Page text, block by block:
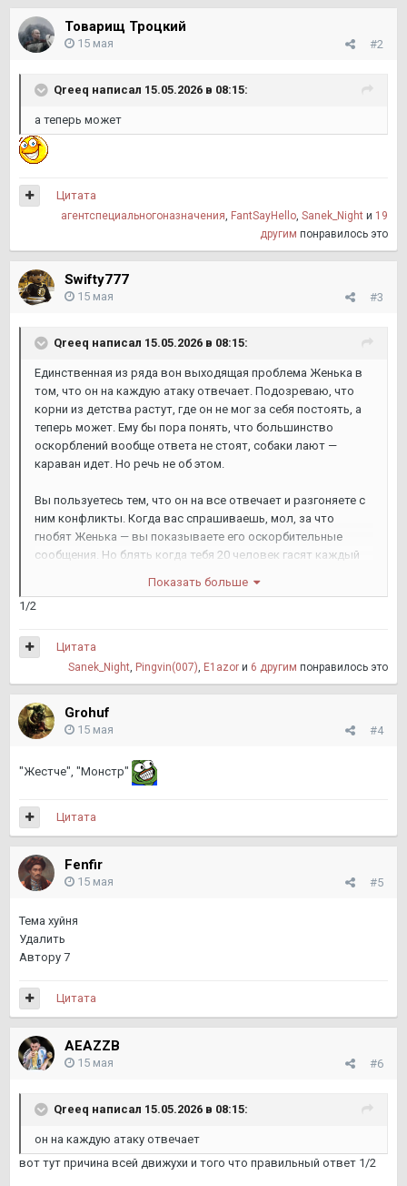
Товарищ Троцкий
#2
15 мая
Qreeq написал 15.05.2026 в 08:15:
а теперь может
агентспециальногоназначения, FantSayHello, Sanek_Night и 19
другим понравилось это
Цитата
Swifty777
#3
15 мая
Qreeq написал 15.05.2026 в 08:15:
Единственная из ряда вон выходящая проблема Женька в
том, что он на каждую атаку отвечает. Подозреваю, что
корни из детства растут, где он не мог за себя постоять, а
теперь может. Ему бы пора понять, что большинство
оскорблений вообще ответа не стоят, собаки лают —
караван идет. Но речь не об этом.
Вы пользуетесь тем, что он на все отвечает и разгоняете с
ним конфликты. Когда вас спрашиваешь, мол, за что
гнобят Женька — вы показываете его оскорбительные
сообщения. Но блять когда тебя 20 человек гасят каждый
жестче. И это якобы должно вам давать какое-то
первопричина конфликта не в нем. Походу вы сами создали
монстра и теперь загоняете его в угол. У вас что вообще в
голове? Вы что ебанулись?
В связи с этим вопрос. А это что за кибербуллинг вы тут
устроили последние месяцы, ебанаты, всем форумом?
Пришлите-ка сюда пруфы, что Женек та самая мразь,
быть ответы тем, с кем он регулярно ругается. И давайте
посмотрим такая ли мразь Женек или как раз больные
мрази те, кто за его счет реализуются, пользуясь его
слабостями и прикрываясь его ответами на все говно.
Потому что я за все время ни разу не видел от Женька
Показать больше
1/2
Sanek_Night, Pingvin(007), E1azor и 6 другим понравилось это
Цитата
Grohuf
#4
15 мая
"Жестче", "Монстр"
Цитата
Fenfir
#5
15 мая
Тема хуйня
Удалить
Автору 7
Цитата
AEAZZB
#6
15 мая
Qreeq написал 15.05.2026 в 08:15:
он на каждую атаку отвечает
вот тут причина всей движухи и того что правильный ответ 1/2